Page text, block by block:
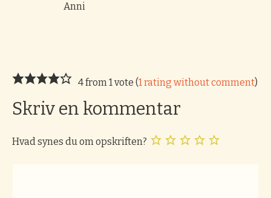
Anni
4 from 1 vote (1 rating without comment)
Skriv en kommentar
Hvad synes du om opskriften?